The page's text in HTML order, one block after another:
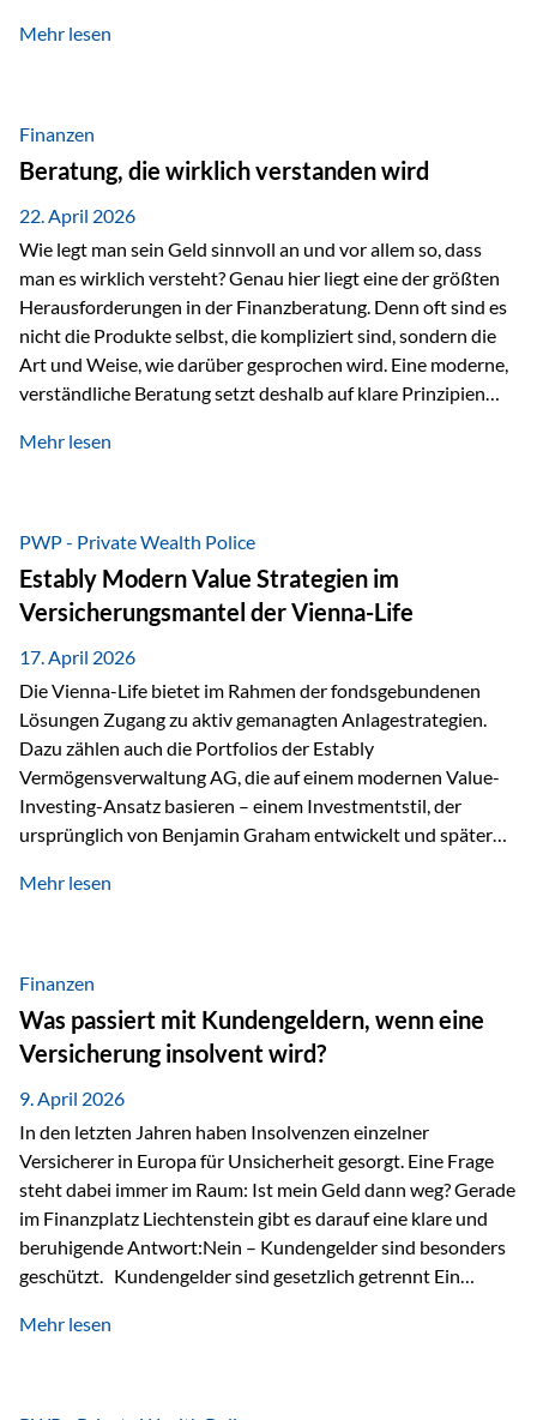
Marktzugang Liechtenstein hat sich in den letzten Jahren zu
verfügbaren Kennzahlen (Stand Ende 2024, veröffentlicht
2025/2026)…
Mehr lesen
Finanzen
Beratung, die wirklich verstanden wird
22. April 2026
Wie legt man sein Geld sinnvoll an und vor allem so, dass
man es wirklich versteht? Genau hier liegt eine der größten
Herausforderungen in der Finanzberatung. Denn oft sind es
nicht die Produkte selbst, die kompliziert sind, sondern die
Art und Weise, wie darüber gesprochen wird. Eine moderne,
verständliche Beratung setzt deshalb auf klare Prinzipien
fünf zentrale Faktoren: eine saubere Struktur, breite
diesem Thema liefern unter anderem die praxisnahen
Ansätze von Finanzexperte Klaus Rost, der seit vielen Jahren
für eine verständliche und…
Mehr lesen
PWP - Private Wealth Police
Estably Modern Value Strategien im
Versicherungsmantel der Vienna-Life
17. April 2026
Die Vienna-Life bietet im Rahmen der fondsgebundenen
Lösungen Zugang zu aktiv gemanagten Anlagestrategien.
Dazu zählen auch die Portfolios der Estably
Vermögensverwaltung AG, die auf einem modernen Value-
Investing-Ansatz basieren – einem Investmentstil, der
ursprünglich von Benjamin Graham entwickelt und später
Modernes Value Investing als Grundlage Der
Fokus stehen Unternehmen, deren Börsenkurs unter ihrem
inneren Wert liegt. Neben klassischen
Bewertungskennzahlen werden auch qualitative Faktoren
wie Geschäftsmodell, Wettbewerbsvorteile und
Managementqualität…
Mehr lesen
Finanzen
Was passiert mit Kundengeldern, wenn eine
Versicherung insolvent wird?
9. April 2026
In den letzten Jahren haben Insolvenzen einzelner
Versicherer in Europa für Unsicherheit gesorgt. Eine Frage
steht dabei immer im Raum: Ist mein Geld dann weg? Gerade
im Finanzplatz Liechtenstein gibt es darauf eine klare und
beruhigende Antwort:Nein – Kundengelder sind besonders
geschützt. Kundengelder sind gesetzlich getrennt Ein
sogenannte Sondermasse. Das bedeutet:Die
Mehr lesen